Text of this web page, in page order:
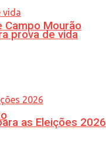
Mourão
prova de vida
as Eleições 2026